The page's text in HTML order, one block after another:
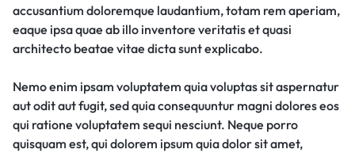
accusantium doloremque laudantium, totam rem aperiam,
eaque ipsa quae ab illo inventore veritatis et quasi
architecto beatae vitae dicta sunt explicabo.
Nemo enim ipsam voluptatem quia voluptas sit aspernatur
aut odit aut fugit, sed quia consequuntur magni dolores eos
qui ratione voluptatem sequi nesciunt. Neque porro
quisquam est, qui dolorem ipsum quia dolor sit amet,